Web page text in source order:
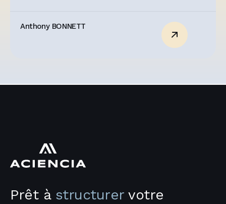
Anthony BONNETT
Prêt à structurervotre